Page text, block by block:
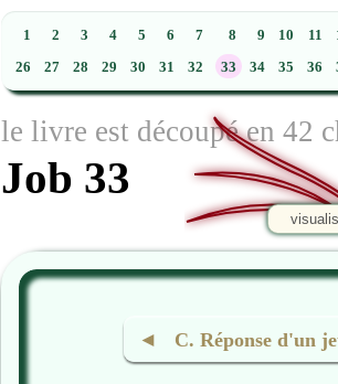
1 2 3 4 5 6 7 8 9 10 11
26 27 28 29 30 31 32 33 34 35 36
le livre est découpé en 42
Job 33
◄ C. Réponse d'un